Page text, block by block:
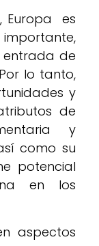
Europa es
entrada de
lo tanto,
y
de
y
como su
potencial
en los
aspectos